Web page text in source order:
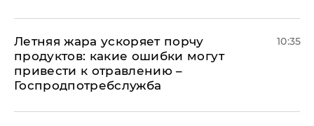
Летняя жара ускоряет порчу
продуктов: какие ошибки могут
привести к отравлению –
Госпродпотребслужба
10:35